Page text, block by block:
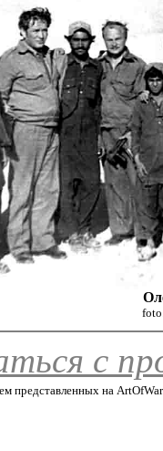
с
представленных на